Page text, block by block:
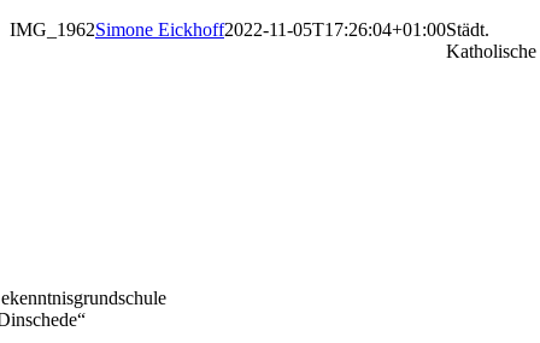
IMG_1962Simone Eickhoff2022-11-05T17:26:04+01:00Städt.
Katholische